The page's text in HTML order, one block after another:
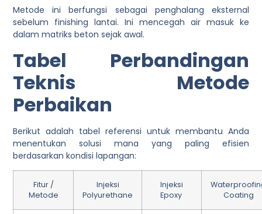
Metode ini berfungsi sebagai penghalang eksternal
sebelum finishing lantai. Ini mencegah air masuk ke
dalam matriks beton sejak awal.
Tabel Perbandingan
Teknis Metode
Perbaikan
Berikut adalah tabel referensi untuk membantu Anda
menentukan solusi mana yang paling efisien
berdasarkan kondisi lapangan:
Fitur /
Metode
Injeksi
Polyurethane
Injeksi
Epoxy
Coating